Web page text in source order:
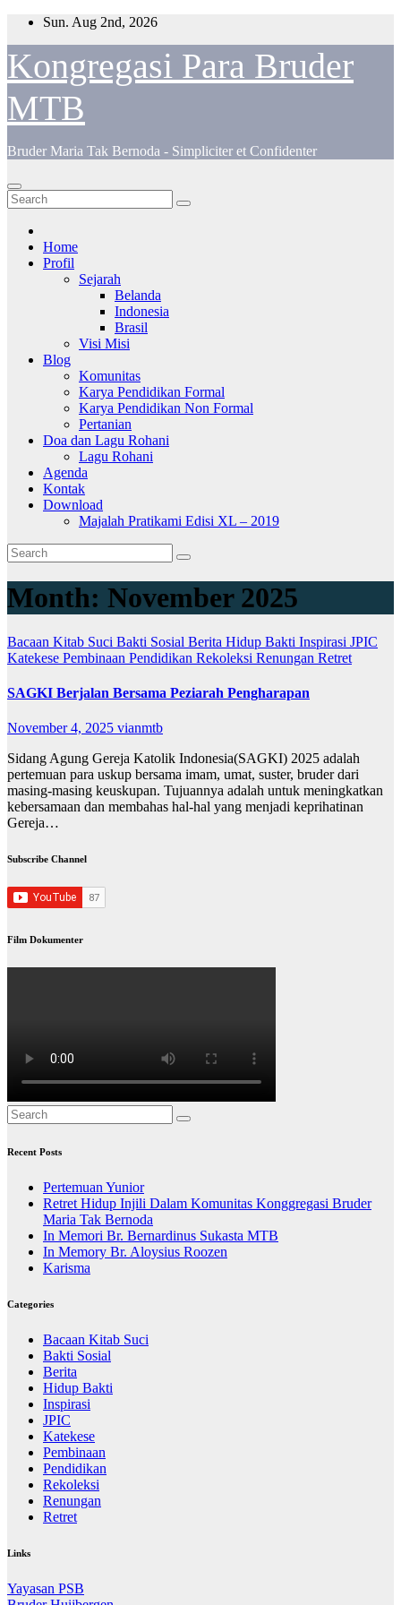
Skip
content
Sun. Aug 2nd, 2026
Kongregasi Para Bruder
MTB
Bruder Maria Tak Bernoda - Simpliciter et Confidenter
Home
Profil
Sejarah
Belanda
Indonesia
Brasil
Visi Misi
Blog
Komunitas
Karya Pendidikan Formal
Karya Pendidikan Non Formal
Pertanian
Doa dan Lagu Rohani
Lagu Rohani
Agenda
Kontak
Download
Majalah Pratikami Edisi XL – 2019
Month: November 2025
Bacaan Kitab Suci Bakti Sosial Berita Hidup Bakti Inspirasi JPIC
Katekese Pembinaan Pendidikan Rekoleksi Renungan Retret
SAGKI Berjalan Bersama Peziarah Pengharapan
November 4, 2025 vianmtb
Sidang Agung Gereja Katolik Indonesia(SAGKI) 2025 adalah
pertemuan para uskup bersama imam, umat, suster, bruder dari
masing-masing keuskupan. Tujuannya adalah untuk meningkatkan
kebersamaan dan membahas hal-hal yang menjadi keprihatinan
Gereja…
Subscribe Channel
Film Dokumenter
Recent Posts
Pertemuan Yunior
Retret Hidup Injili Dalam Komunitas Konggregasi Bruder
Maria Tak Bernoda
In Memori Br. Bernardinus Sukasta MTB
In Memory Br. Aloysius Roozen
Karisma
Categories
Bacaan Kitab Suci
Bakti Sosial
Berita
Hidup Bakti
Inspirasi
JPIC
Katekese
Pembinaan
Pendidikan
Rekoleksi
Renungan
Retret
Links
Yayasan PSB